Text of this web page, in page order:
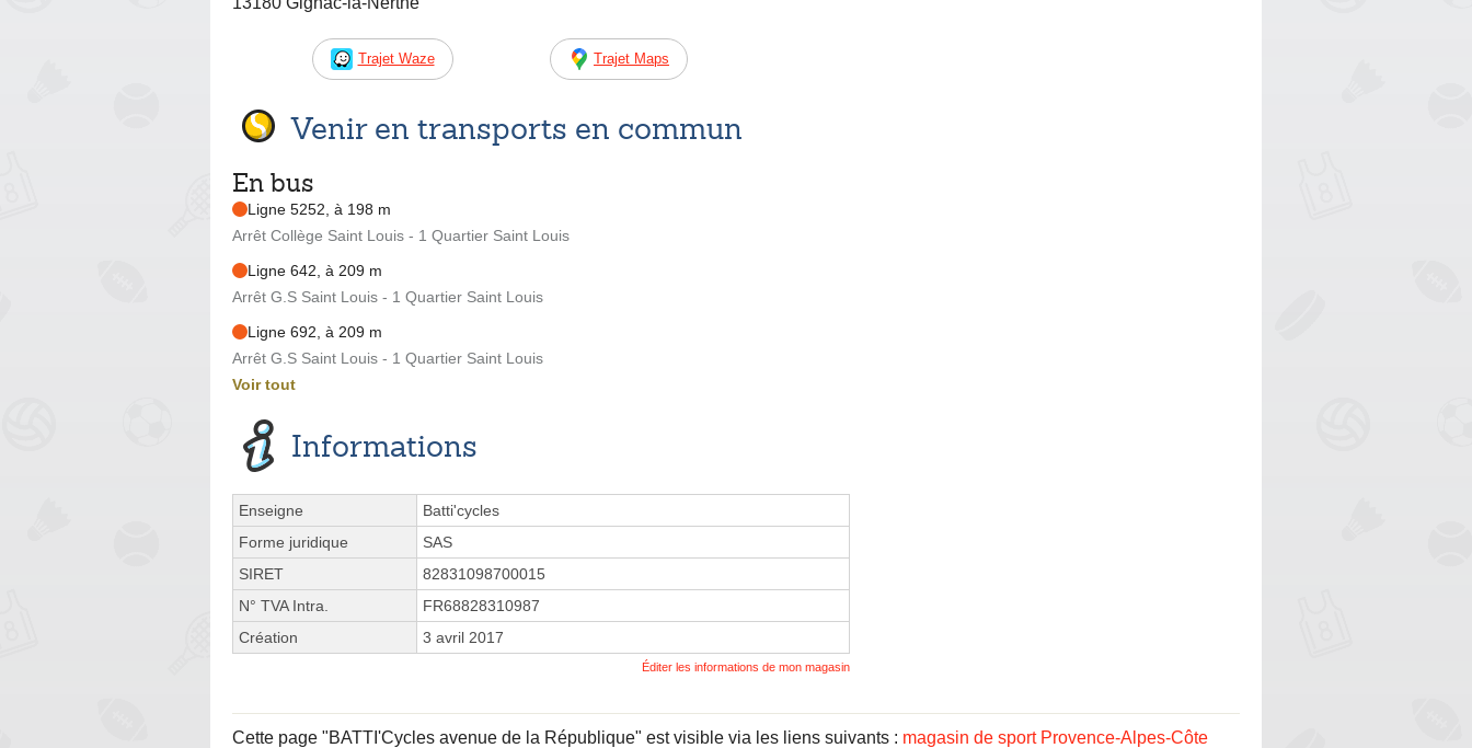
Trajet Waze Trajet Maps
Venir en transports en commun
En bus
Ligne 5252, à 198 m
Arrêt Collège Saint Louis - 1 Quartier Saint Louis
Ligne 642, à 209 m
Arrêt G.S Saint Louis - 1 Quartier Saint Louis
Ligne 692, à 209 m
Arrêt G.S Saint Louis - 1 Quartier Saint Louis
Voir tout
Informations
Enseigne
Batti'cycles
Forme juridique
SAS
SIRET
82831098700015
N° TVA Intra.
FR68828310987
Création
3 avril 2017
Éditer les informations de mon magasin
Cette page "BATTI'Cycles avenue de la République" est visible via les liens suivants : magasin de sport Provence-Alpes-Côte